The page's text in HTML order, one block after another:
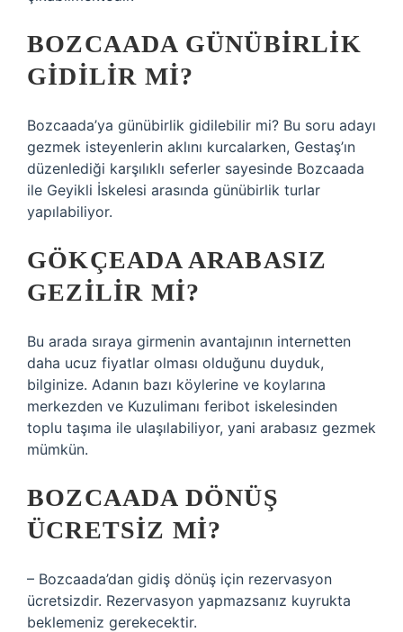
BOZCAADA GÜNÜBIRLIK
GIDILIR MI?
Bozcaada’ya günübirlik gidilebilir mi? Bu soru adayı
gezmek isteyenlerin aklını kurcalarken, Gestaş’ın
düzenlediği karşılıklı seferler sayesinde Bozcaada
ile Geyikli İskelesi arasında günübirlik turlar
yapılabiliyor.
GÖKÇEADA ARABASIZ
GEZILIR MI?
Bu arada sıraya girmenin avantajının internetten
daha ucuz fiyatlar olması olduğunu duyduk,
bilginize. Adanın bazı köylerine ve koylarına
merkezden ve Kuzulimanı feribot iskelesinden
toplu taşıma ile ulaşılabiliyor, yani arabasız gezmek
mümkün.
BOZCAADA DÖNÜŞ
ÜCRETSIZ MI?
– Bozcaada’dan gidiş dönüş için rezervasyon
ücretsizdir. Rezervasyon yapmazsanız kuyrukta
beklemeniz gerekecektir.